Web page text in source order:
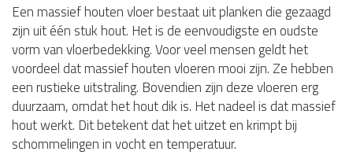
Een massief houten vloer bestaat uit planken die gezaagd
zijn uit één stuk hout. Het is de eenvoudigste en oudste
vorm van vloerbedekking. Voor veel mensen geldt het
voordeel dat massief houten vloeren mooi zijn. Ze hebben
een rustieke uitstraling. Bovendien zijn deze vloeren erg
duurzaam, omdat het hout dik is. Het nadeel is dat massief
hout werkt. Dit betekent dat het uitzet en krimpt bij
schommelingen in vocht en temperatuur.